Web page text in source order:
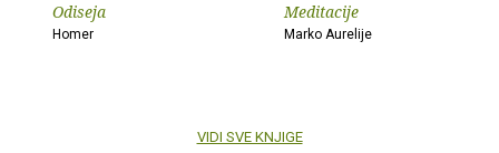
Odiseja
Homer
Meditacije
Marko Aurelije
VIDI SVE KNJIGE